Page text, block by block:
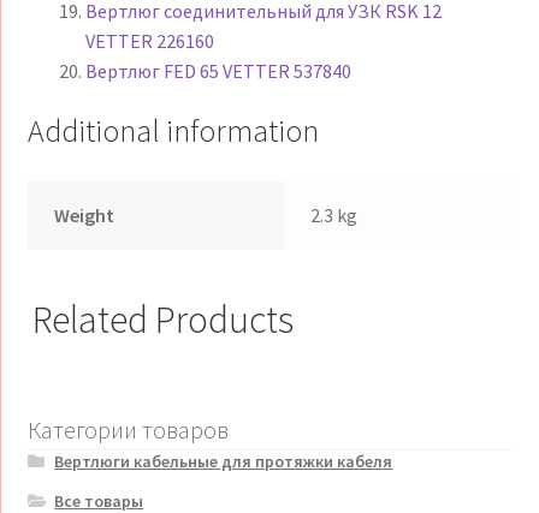
Вертлюг соединительный для УЗК RSK 12
VETTER 226160
Вертлюг FED 65 VETTER 537840
Additional information
Weight 2.3 kg
Related Products
Категории товаров
Вертлюги кабельные для протяжки кабеля
Все товары